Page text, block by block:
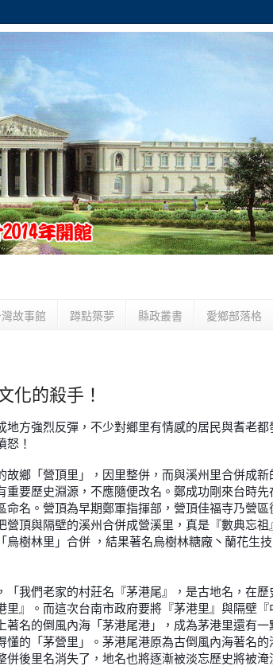
灣故事館 蹲點築夢 縣政叢書 愛鄉部落格
化的殺手！
地方強烈反彈，不少對鄉里有情感的居民與耆老都
怒！
故鄉「營頂里」，因里整併，而與溪州里合併成新
重要歷史淵源，不應隨便改名。鄭成功剛 來台時先
命名。營頂為早期鄭軍指揮部，營頂佳福寺乃營區
營頂與隔壁的溪州合併成營溪里，真是『數典忘祖
烏樹林里」合併 ，結果著名烏樹林糖廠丶蘭花生
「我們老家的村莊名 『茅港尾』，是古地名，在
里』。而這次台南市政府要將『茅港里 』與隔壁
上著名的倒風內海「茅港尾港」，成為茅港里還有一
懂的「茅營里 」。茅港尾港原為古倒風內海著名的
併後里名消失了，地名也將逐漸被淡忘歷史將被淹